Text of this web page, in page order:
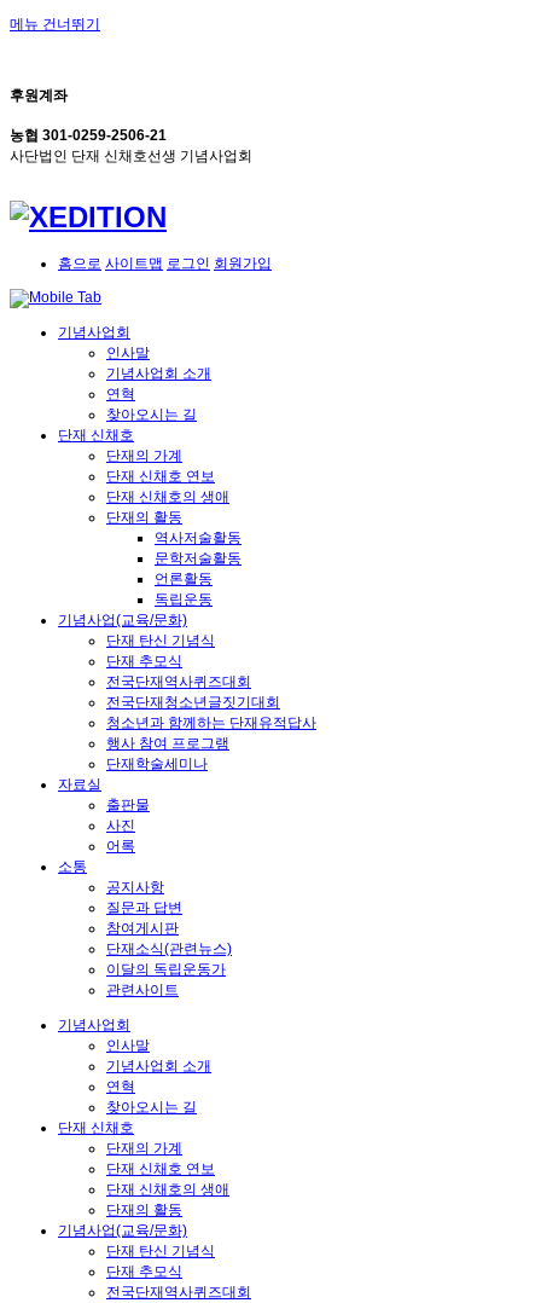
메뉴 건너뛰기
후원계좌
농협 301-0259-2506-21
사단법인 단재 신채호선생 기념사업회
홈으로 사이트맵 로그인 회원가입
기념사업회
인사말
기념사업회 소개
연혁
찾아오시는 길
단재 신채호
단재의 가계
단재 신채호 연보
단재 신채호의 생애
단재의 활동
역사저술활동
문학저술활동
언론활동
독립운동
기념사업(교육/문화)
단재 탄신 기념식
단재 추모식
전국단재역사퀴즈대회
전국단재청소년글짓기대회
청소년과 함께하는 단재유적답사
행사 참여 프로그램
단재학술세미나
자료실
출판물
사진
어록
소통
공지사항
질문과 답변
참여게시판
단재소식(관련뉴스)
이달의 독립운동가
관련사이트
기념사업회
인사말
기념사업회 소개
연혁
찾아오시는 길
단재 신채호
단재의 가계
단재 신채호 연보
단재 신채호의 생애
단재의 활동
기념사업(교육/문화)
단재 탄신 기념식
단재 추모식
전국단재역사퀴즈대회